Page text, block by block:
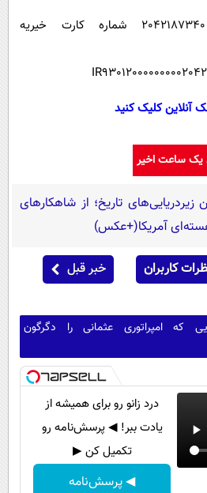
شماره حساب خیریه 2042187340 شماره کارت خیریه
آنلاین کلیک کنید
یک ساعت اخیر
زیردریایی‌های تاریخ؛ از شاهکارهای
آمریکا(+عکس)
کاربران خبر قبل
که امپراتوری عثمانی را دگرگون
درد زانو رو برای همیشه از
یادت ببر! ◀ پرسش‌نامه رو
تکمیل کن ▶
◀ پرسش‌نامه